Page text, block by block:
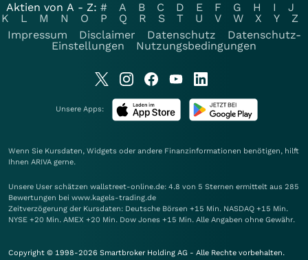
Aktien von A - Z: # A B C D E F G H I
J
K
L M N O P Q R S T U V W X Y
Z
Impressum
Disclaimer Datenschutz
Datenschutz-
Einstellungen
Nutzungsbedingungen
Unsere Apps:
Wenn Sie Kursdaten, Widgets oder andere Finanzinformationen benötigen, hilft
Ihnen ARIVA gerne.
Unsere User schätzen wallstreet-online.de: 4.8 von 5 Sternen ermittelt aus 285
Bewertungen bei www.kagels-trading.de
Zeitverzögerung der Kursdaten: Deutsche Börsen +15 Min. NASDAQ +15 Min.
NYSE +20 Min. AMEX +20 Min. Dow Jones +15 Min. Alle Angaben ohne Gewähr.
Copyright © 1998-2026 Smartbroker Holding AG - Alle Rechte vorbehalten.